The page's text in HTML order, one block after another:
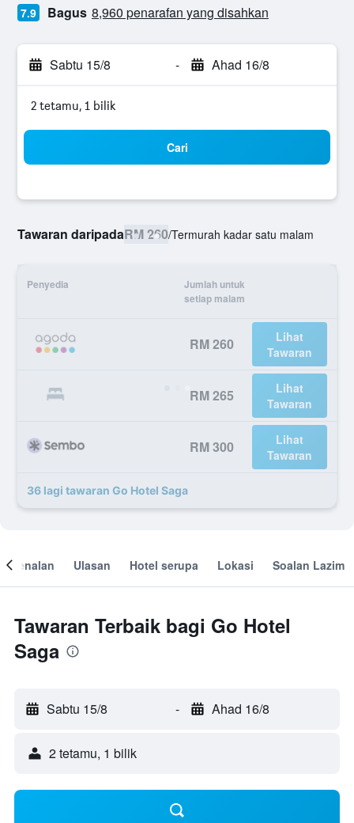
7.9 Bagus 8,960 penarafan yang disahkan
Sabtu 15/8 - Ahad 16/8
2 tetamu, 1 bilik
Cari
Tawaran daripadaRM 260/Termurah kadar satu malam
Penyedia
Jumlah untuk
setiap malam
RM 260
Lihat
Tawaran
RM 265
Lihat
Tawaran
RM 300
Lihat
Tawaran
36 lagi tawaran Go Hotel Saga
Ulasan Hotel serupa Lokasi Soalan Lazim
Tawaran Terbaik bagi Go Hotel
Saga
Sabtu 15/8 - Ahad 16/8
2 tetamu, 1 bilik